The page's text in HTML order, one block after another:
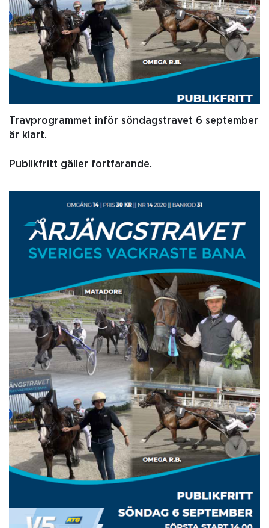
Travprogrammet inför söndagstravet 6 september
är klart.
Publikfritt gäller fortfarande.